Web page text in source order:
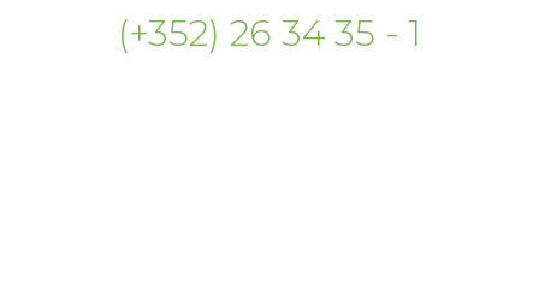
(+352) 26 34 35 - 1